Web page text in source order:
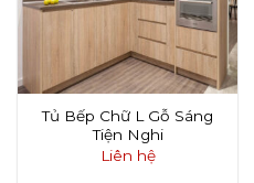
Tủ Bếp Chữ L Gỗ Sáng
Tiện Nghi
Liên hệ